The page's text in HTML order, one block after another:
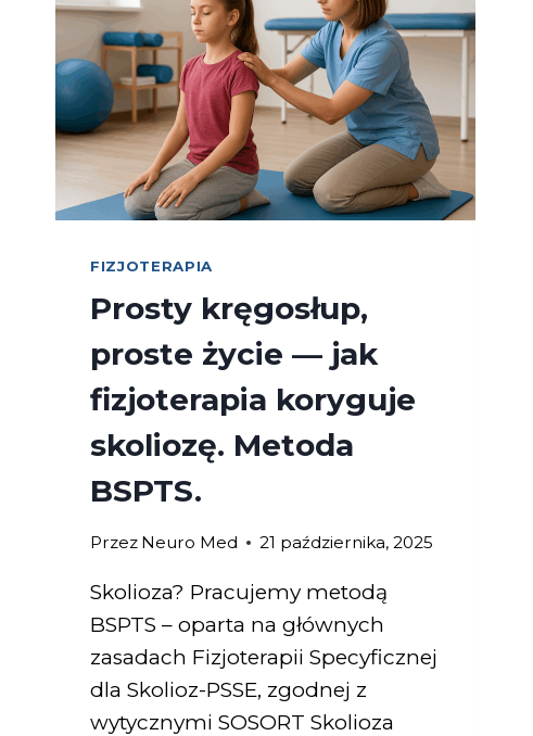
FIZJOTERAPIA
Prosty kręgosłup,
proste życie — jak
fizjoterapia koryguje
skoliozę. Metoda
BSPTS.
Przez Neuro Med 21 października, 2025
Skolioza? Pracujemy metodą
BSPTS – oparta na głównych
zasadach Fizjoterapii Specyficznej
dla Skolioz-PSSE, zgodnej z
wytycznymi SOSORT Skolioza